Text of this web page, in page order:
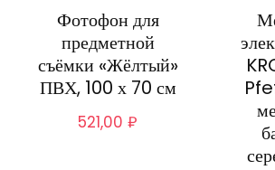
Фотофон для
предметной
съёмки «Жёлтый»
ПВХ, 100 х 70 см
521,00₽